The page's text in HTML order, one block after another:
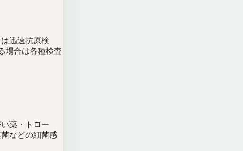
迅速抗原検
場合は各種検査
薬・トロー
などの細菌感